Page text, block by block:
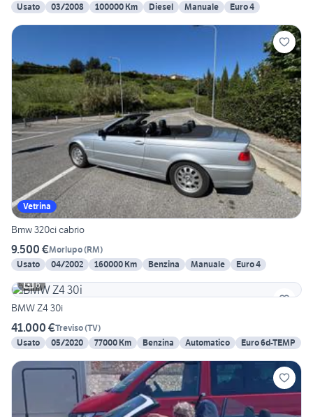
Usato
03/2008 100000 Km Diesel Manuale Euro 4
Vetrina
Bmw 320ci cabrio
9.500 €Morlupo(RM)
Usato
04/2002 160000 Km Benzina Manuale
Euro 4
6
BMW Z4 30i
41.000 €Treviso(TV)
Usato
05/2020 77000 Km Benzina Automatico Euro 6d-TEMP